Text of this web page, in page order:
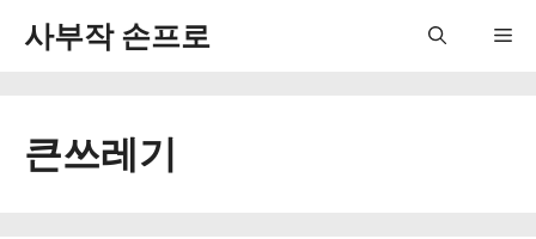
사부작 손프로
큰쓰레기